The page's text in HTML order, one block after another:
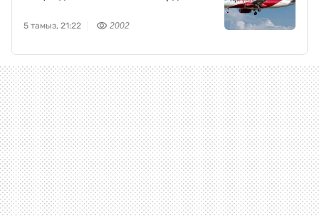
5 тамыз, 21:22 2002